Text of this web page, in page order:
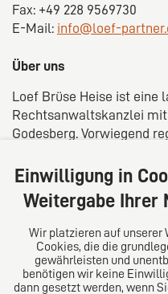
Fax: +49 228 9569730
E-Mail: info@loef-
Über uns
Loef Brüse Heise ist eine
Rechtsanwaltskanzlei mit
Godesberg. Vorwiegend
Privatpersonen und
nahezu allen Bereichen
Für unsere
Tóm tắt giới thiệu về
ty luật lâu đời có văn
Einwilligung in
Weitergabe Ihrer
Wir platzieren auf unserer
Cookies, die die
gewährleisten und
benötigen wir keine
dann gesetzt werden, wenn